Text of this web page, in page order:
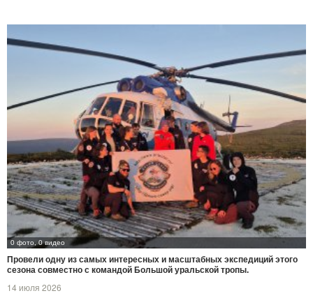
0 фото, 0 видео
Провели одну из самых интересных и масштабных экспедиций этого
сезона совместно с командой Большой уральской тропы.
14 июля 2026